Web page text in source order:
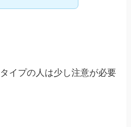
タイプの人は少し注意が必要